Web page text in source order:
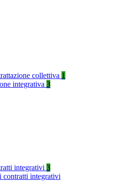
collettiva 1
integrativa 3
integrativi 3
contratti integrativi